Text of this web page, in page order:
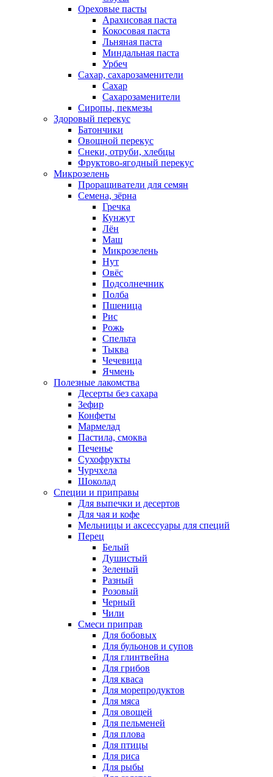
Ореховые пасты
Арахисовая паста
Кокосовая паста
Льняная паста
Миндальная паста
Урбеч
Сахар, сахарозаменители
Сахар
Сахарозаменители
Сиропы, пекмезы
Здоровый перекус
Батончики
Овощной перекус
Снеки, отруби, хлебцы
Фруктово-ягодный перекус
Микрозелень
Проращиватели для семян
Семена, зёрна
Гречка
Кунжут
Лён
Маш
Микрозелень
Нут
Овёс
Подсолнечник
Полба
Пшеница
Рис
Рожь
Спельта
Тыква
Чечевица
Ячмень
Полезные лакомства
Десерты без сахара
Зефир
Конфеты
Мармелад
Пастила, смоква
Печенье
Сухофрукты
Чурчхела
Шоколад
Специи и приправы
Для выпечки и десертов
Для чая и кофе
Мельницы и аксессуары для специй
Перец
Белый
Душистый
Зеленый
Разный
Розовый
Черный
Чили
Смеси приправ
Для бобовых
Для бульонов и супов
Для глинтвейна
Для грибов
Для кваса
Для морепродуктов
Для мяса
Для овощей
Для пельменей
Для плова
Для птицы
Для риса
Для рыбы